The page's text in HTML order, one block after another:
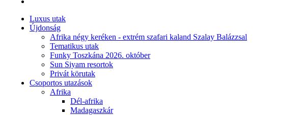
Luxus utak
Újdonság
Afrika négy keréken - extrém szafari kaland Szalay Balázzsal
Tematikus utak
Funky Toszkána 2026. október
Sun Siyam resortok
Privát körutak
Csoportos utazások
Afrika
Dél-afrika
Madagaszkár